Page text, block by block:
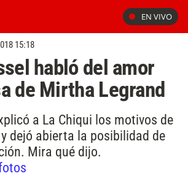
EN VIVO
15:18
habló del amor
de Mirtha Legrand
a La Chiqui los motivos de
dejó abierta la posibilidad de
Mira qué dijo.